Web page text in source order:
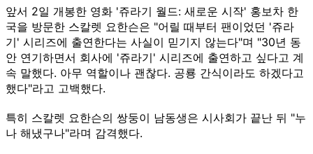
앞서 2일 개봉한 영화 '쥬라기 월드: 새로운 시작' 홍보차 한
국을 방문한 스칼렛 요한슨은 "어릴 때부터 팬이었던 '쥬라
기' 시리즈에 출연한다는 사실이 믿기지 않는다"며 "30년 동
안 연기하면서 회사에 '쥬라기' 시리즈에 출연하고 싶다고 계
속 말했다. 아무 역할이나 괜찮다. 공룡 간식이라도 하겠다고
했다"라고 고백했다.
특히 스칼렛 요한슨의 쌍둥이 남동생은 시사회가 끝난 뒤 "누
나 해냈구나"라며 감격했다.